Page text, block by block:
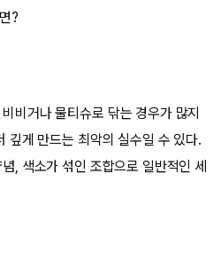
?
비거나 물티슈로 닦는 경우가 많지
깊게 만드는 최악의 실수일 수 있다.
, 색소가 섞인 조합으로 일반적인 세